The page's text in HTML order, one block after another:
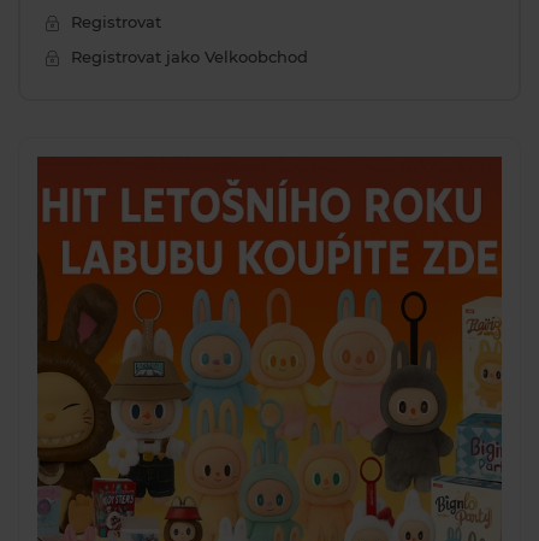
Registrovat
Registrovat jako Velkoobchod